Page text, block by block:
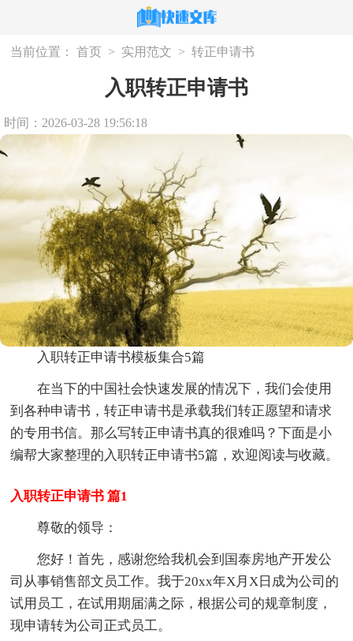
当前位置： 首页 > 实用范文 > 转正申请书
入职转正申请书
时间：2026-03-28 19:56:18
入职转正申请书模板集合5篇
在当下的中国社会快速发展的情况下，我们会使用
到各种申请书，转正申请书是承载我们转正愿望和请求
的专用书信。那么写转正申请书真的很难吗？下面是小
编帮大家整理的入职转正申请书5篇，欢迎阅读与收藏。
入职转正申请书 篇1
尊敬的领导：
您好！首先，感谢您给我机会到国泰房地产开发公
司从事销售部文员工作。我于20xx年X月X日成为公司的
试用员工，在试用期届满之际，根据公司的规章制度，
现申请转为公司正式员工。